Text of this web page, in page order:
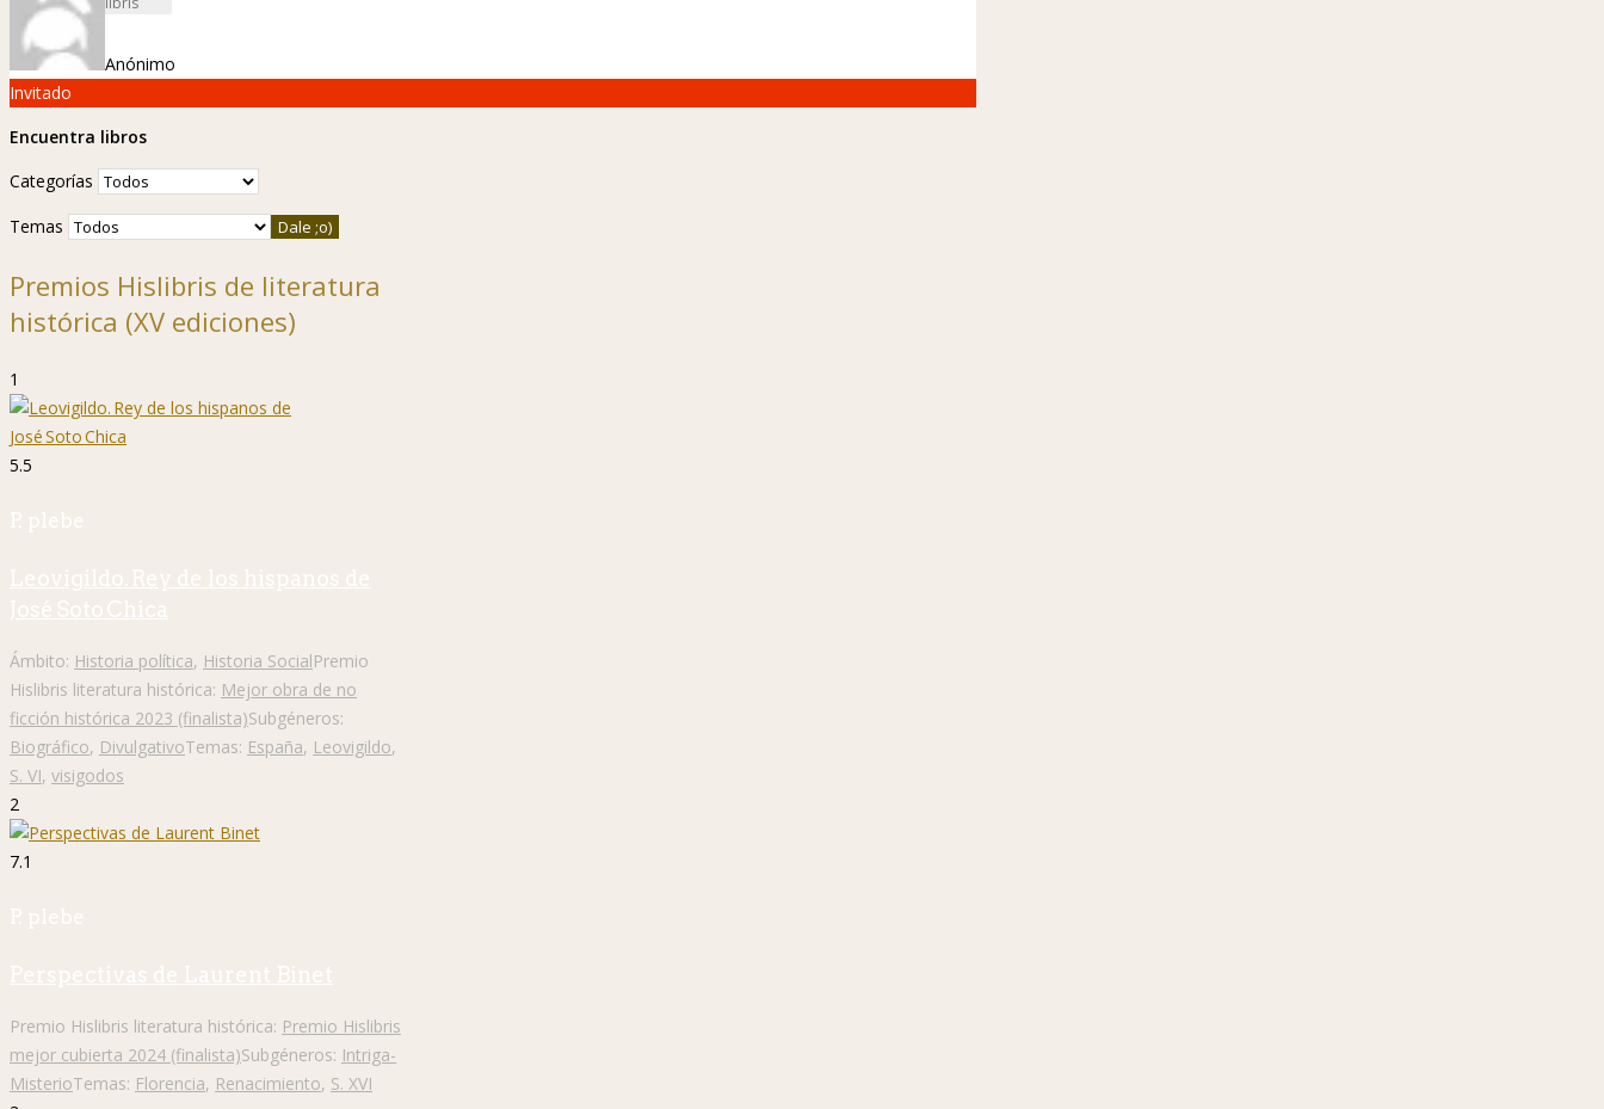
Anónimo
Invitado
Encuentra libros
Categorías
Temas
Premios Hislibris de literatura
histórica (XV ediciones)
1
5.5
P. plebe
Leovigildo. Rey de los hispanos de
José Soto Chica
Ámbito: Historia política, Historia SocialPremio
Hislibris literatura histórica: Mejor obra de no
ficción histórica 2023 (finalista)Subgéneros:
Biográfico, DivulgativoTemas: España, Leovigildo,
S. VI, visigodos
2
7.1
P. plebe
Perspectivas de Laurent Binet
Premio Hislibris literatura histórica: Premio Hislibris
mejor cubierta 2024 (finalista)Subgéneros: Intriga-
MisterioTemas: Florencia, Renacimiento, S. XVI